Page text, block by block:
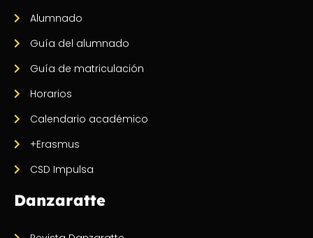
Alumnado
Guía del alumnado
Guía de matriculación
Horarios
Calendario académico
+Erasmus
CSD Impulsa
Danzaratte